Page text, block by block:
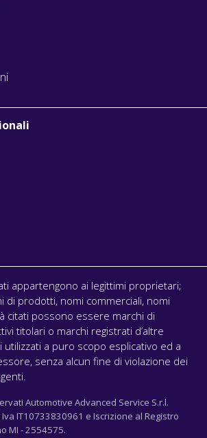
appartengono ai legittimi proprietari;
di prodotti, nomi commerciali, nomi
citati possono essere marchi di
titolari o marchi registrati d’altre
a puro scopo esplicativo ed a
senza alcun fine di violazione dei
Automotive Advanced Service S.r.l.
Iva IT10733830961 e Iscrizione al Registro
MI - 2554575.